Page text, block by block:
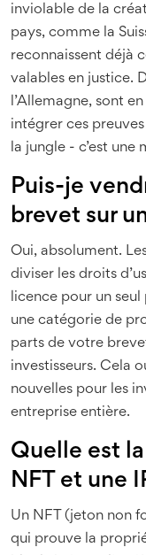
inviolable de la
pays, comme la
reconnaissent déjà
valables en justice.
l’Allemagne, sont
intégrer ces
la jungle - c’est
Puis-je
brevet sur
Oui, absolument.
diviser les droits
licence pour un
une catégorie de
parts de votre
investisseurs. Cela
nouvelles pour les
entreprise entière.
Quelle est
NFT et une
Un NFT (jeton non
qui prouve la